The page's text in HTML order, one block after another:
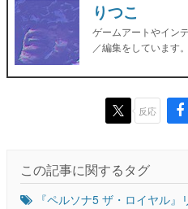
りつこ
ゲームアートやイン
／編集をしています。
反応
この記事に関するタグ
『ペルソナ5 ザ・ロイヤル』